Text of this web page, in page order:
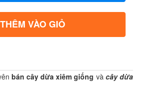
THÊM VÀO GIỎ
bán cây dừa xiêm giống và cây dừa